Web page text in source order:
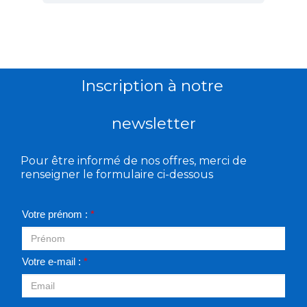
Inscription à notre
newsletter
Pour être informé de nos offres, merci de
renseigner le formulaire ci-dessous
Votre prénom : *
Votre e-mail : *